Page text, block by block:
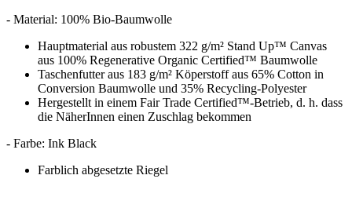
- Material: 100% Bio-Baumwolle
Hauptmaterial aus robustem 322 g/m² Stand Up™ Canvas
aus 100% Regenerative Organic Certified™ Baumwolle
Taschenfutter aus 183 g/m² Köperstoff aus 65% Cotton in
Conversion Baumwolle und 35% Recycling-Polyester
Hergestellt in einem Fair Trade Certified™-Betrieb, d. h. dass
die NäherInnen einen Zuschlag bekommen
- Farbe: Ink Black
Farblich abgesetzte Riegel